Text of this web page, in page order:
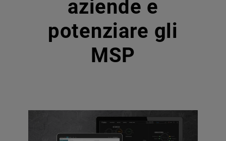
aziende e
potenziare gli
MSP